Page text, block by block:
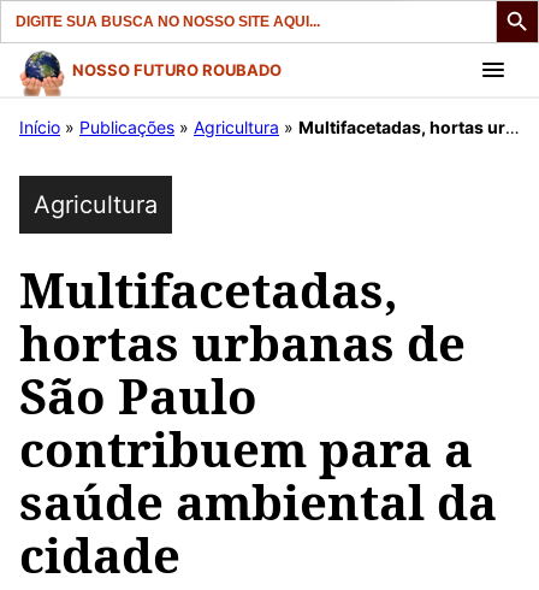
Search
for:
Pular
para
conteúdo
NOSSO FUTURO ROUBADO
Início » Publicações » Agricultura » Multifacetadas, hortas urbanas de São Paulo contribuem para a saúde ambiental da cidade
Agricultura
Multifacetadas,
hortas urbanas de
São Paulo
contribuem para a
saúde ambiental da
cidade